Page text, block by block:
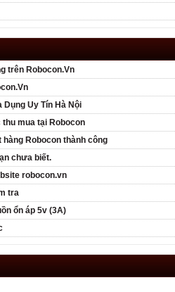
trên Robocon.Vn
Uy Tín Hà Nội
mua tại Robocon
Robocon thành công
chưa biết.
robocon.vn
tra
ổn áp 5v (3A)